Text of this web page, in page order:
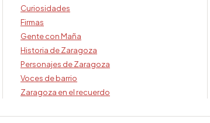
Curiosidades
Firmas
Gente con Maña
Historia de Zaragoza
Personajes de Zaragoza
Voces de barrio
Zaragoza en el recuerdo